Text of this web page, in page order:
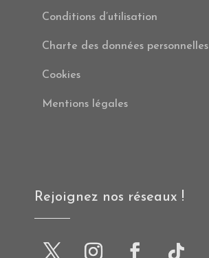
Conditions d’utilisation
Charte des données personnelles
Cookies
Mentions légales
Rejoignez nos réseaux !